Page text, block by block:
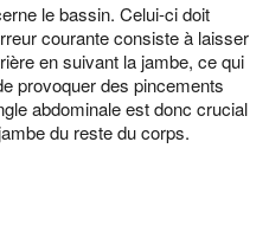
le bassin. Celui-ci doit
courante consiste à laisser
en suivant la jambe, ce qui
provoquer des pincements
abdominale est donc crucial
du reste du corps.